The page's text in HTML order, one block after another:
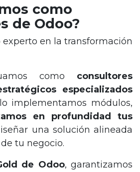
como
de Odoo?
en la transformación
como consultores
especializados
implementamos módulos,
en profundidad tus
una solución alineada
tu negocio.
de Odoo, garantizamos